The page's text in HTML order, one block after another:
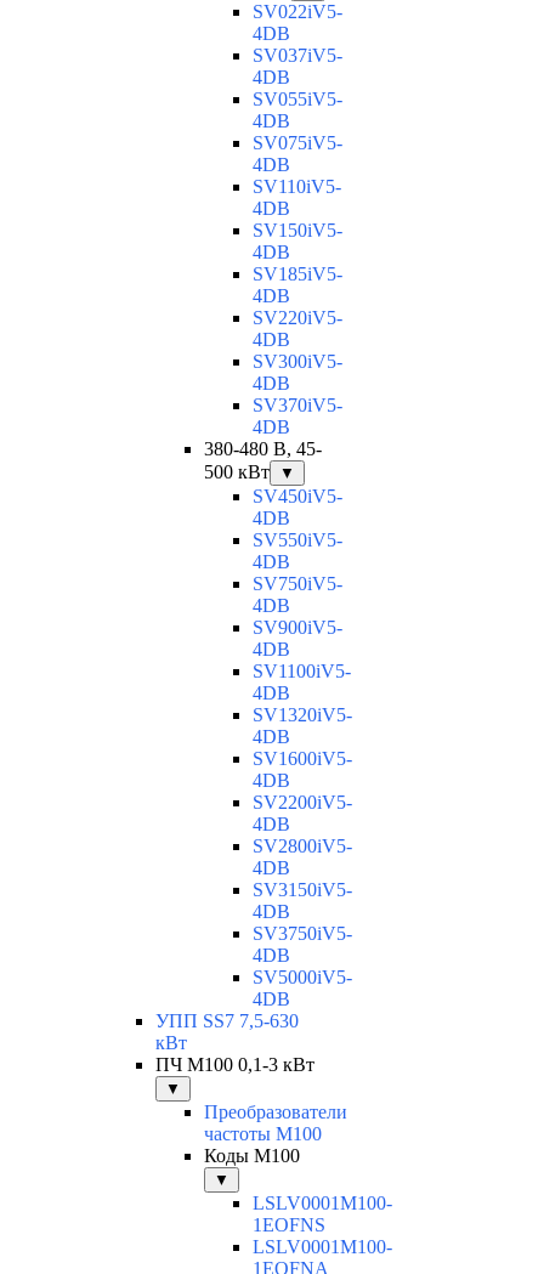
SV022iV5-
4DB
SV037iV5-
4DB
SV055iV5-
4DB
SV075iV5-
4DB
SV110iV5-
4DB
SV150iV5-
4DB
SV185iV5-
4DB
SV220iV5-
4DB
SV300iV5-
4DB
SV370iV5-
4DB
380-480 В, 45-
500 кВт
▼
SV450iV5-
4DB
SV550iV5-
4DB
SV750iV5-
4DB
SV900iV5-
4DB
SV1100iV5-
4DB
SV1320iV5-
4DB
SV1600iV5-
4DB
SV2200iV5-
4DB
SV2800iV5-
4DB
SV3150iV5-
4DB
SV3750iV5-
4DB
SV5000iV5-
4DB
УПП SS7 7,5-630
кВт
ПЧ M100 0,1-3 кВт
▼
Преобразователи
частоты M100
Коды M100
▼
LSLV0001M100-
1EOFNS
LSLV0001M100-
1EOFNA